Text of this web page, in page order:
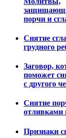
порчи и
Снятие
грудного
Заговор,
поможет
с другого
Снятие
отливками
Признаки